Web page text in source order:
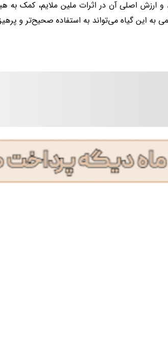
و ارزش اصلی آن در اثرات ملین ملایم، کمک به
به این گیاه می‌تواند به استفاده صحیح‌تر و